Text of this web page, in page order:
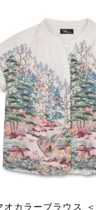
オカラーブラウス